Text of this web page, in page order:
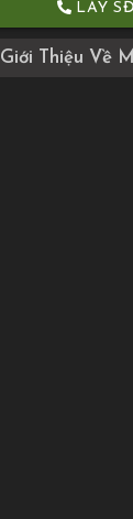
LẤY
Giới Thiệu Về